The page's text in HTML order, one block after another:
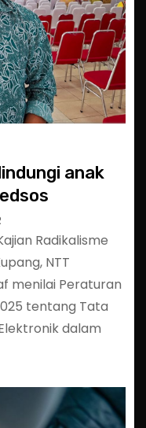
anak
Radikalisme
NTT
menilai Peraturan
tentang Tata
dalam